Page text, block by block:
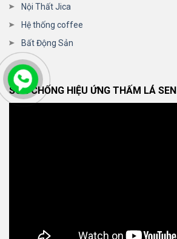
Nội Thất Jica
Hệ thống coffee
Bất Động Sản
SƠN CHỐNG HIỆU ỨNG THẤM LÁ SEN